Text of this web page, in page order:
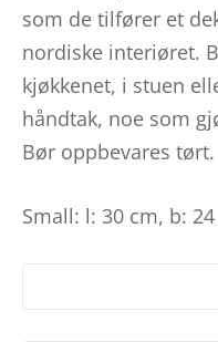
som de tilfører et
nordiske interiøret.
kjøkkenet, i stuen
håndtak, noe som
Bør oppbevares tørt.
Small: l: 30 cm, b: